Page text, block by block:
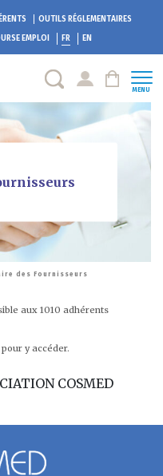
OUTILS RÉGLEMENTAIRES
EMPLOI FR EN
MENU
des Fournisseurs
aux 1010 adhérents
y accéder.
COSMED